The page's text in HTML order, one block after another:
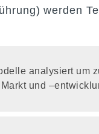
werden
analysiert um
und